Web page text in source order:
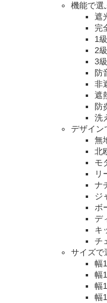
機能で選
遮
完
1
2
3
防
非
遮
防
洗
デザイン
無
北
モ
リ
ナ
ジ
ボ
デ
キ
チ
サイズで
幅
幅
幅
幅